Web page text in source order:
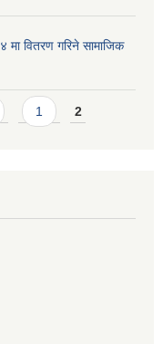
वितरण गरिने सामाजिक
1 2